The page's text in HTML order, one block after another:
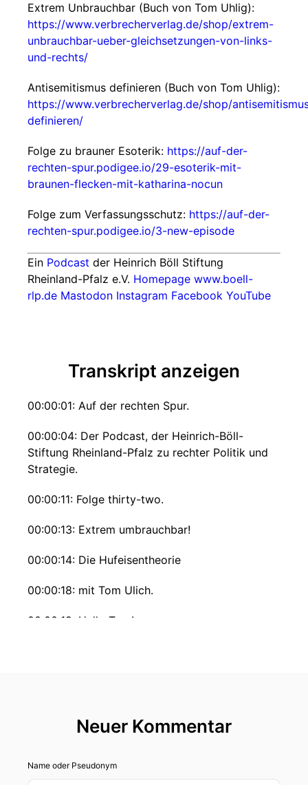
Extrem Unbrauchbar (Buch von Tom Uhlig):
https://www.verbrecherverlag.de/shop/extrem-
unbrauchbar-ueber-gleichsetzungen-von-links-
und-rechts/
Antisemitismus definieren (Buch von Tom Uhlig):
https://www.verbrecherverlag.de/shop/
definieren/
Folge zu brauner Esoterik: https://auf-der-
rechten-spur.podigee.io/29-esoterik-mit-
braunen-flecken-mit-katharina-nocun
Folge zum Verfassungsschutz: https://auf-der-
rechten-spur.podigee.io/3-new-episode
Ein Podcast der Heinrich Böll Stiftung
Rheinland-Pfalz e.V. Homepage www.boell-
rlp.de Mastodon Instagram Facebook YouTube
Transkript anzeigen
00:00:01: Auf der rechten Spur.
00:00:04: Der Podcast, der Heinrich-Böll-
Stiftung Rheinland-Pfalz zu rechter Politik und
Strategie.
00:00:11: Folge thirty-two.
00:00:13: Extrem umbrauchbar!
00:00:14: Die Hufeisentheorie
00:00:18: mit Tom Ulich.
00:00:19: Hallo Tom!
00:00:23: Was machst Du?
Neuer Kommentar
Name oder Pseudonym